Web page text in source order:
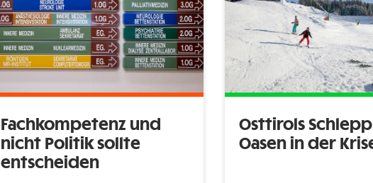
Fachkompetenz und
nicht Politik sollte
entscheiden
Osttirols
Oasen in der